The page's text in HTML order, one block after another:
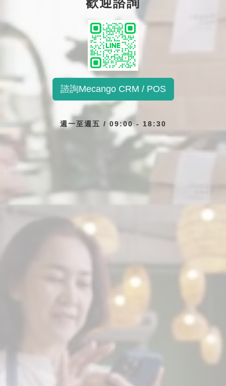
優惠的精準行銷，以及如
現個人化再行銷。個人化
行銷，這個詞你可...
元化，消費者也擁有更多
休閒娛樂的選擇，消費者
不再只會從事單一性的活
動、也不再輕易對單一
品...
諮詢Mecango CRM / POS
週一至週五 / 09:00 - 18:30